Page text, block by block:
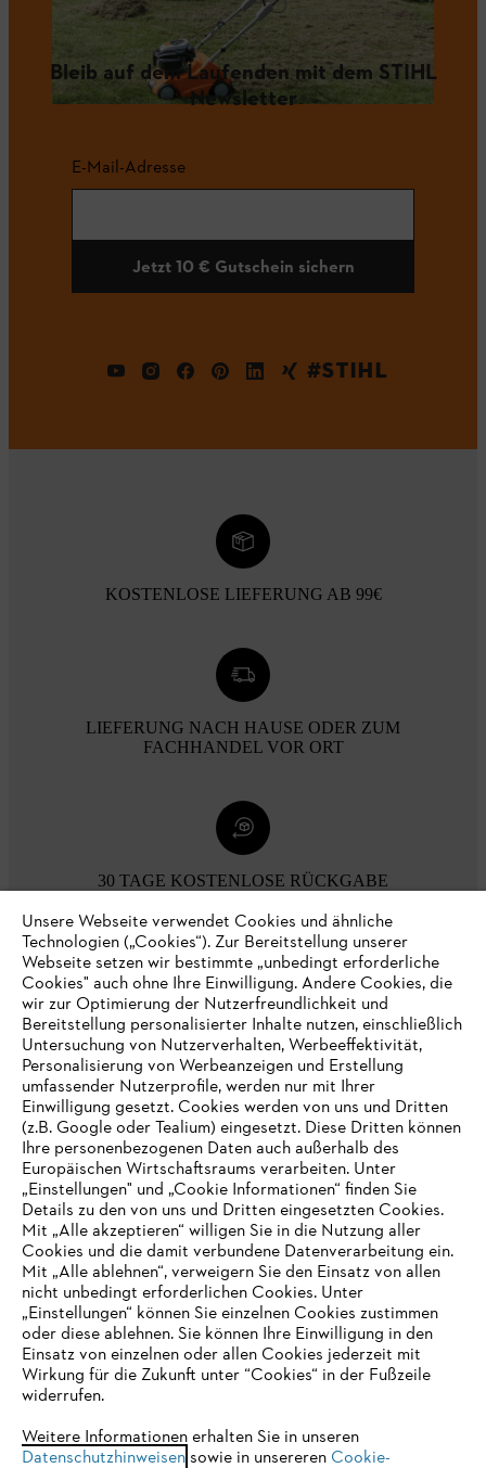
Bleib auf dem Laufenden mit dem STIHL
Newsletter
E-Mail-Adresse
Jetzt 10 € Gutschein sichern
#STIHL
KOSTENLOSE LIEFERUNG AB 99€
LIEFERUNG NACH HAUSE ODER ZUM
FACHHANDEL VOR ORT
30 TAGE KOSTENLOSE RÜCKGABE
Zahlungsmöglichkeiten
Unternehmen
Online Shop
Service
IHR BROWSER WIRD NICHT
UNTERSTÜTZT
eine optimale Nutzung unserer Seite empfehlen wir Ihnen, zu
einem der folgenden Browser zu wechseln:
Unsere Webseite verwendet Cookies und ähnliche
Technologien („Cookies“). Zur Bereitstellung unserer
Webseite setzen wir bestimmte „unbedingt erforderliche
Cookies" auch ohne Ihre Einwilligung. Andere Cookies, die
wir zur Optimierung der Nutzerfreundlichkeit und
Bereitstellung personalisierter Inhalte nutzen, einschließlich
Untersuchung von Nutzerverhalten, Werbeeffektivität,
Personalisierung von Werbeanzeigen und Erstellung
umfassender Nutzerprofile, werden nur mit Ihrer
Einwilligung gesetzt. Cookies werden von uns und Dritten
(z.B. Google oder Tealium) eingesetzt. Diese Dritten können
Ihre personenbezogenen Daten auch außerhalb des
Europäischen Wirtschaftsraums verarbeiten. Unter
„Einstellungen" und „Cookie Informationen“ finden Sie
Details zu den von uns und Dritten eingesetzten Cookies.
Mit „Alle akzeptieren“ willigen Sie in die Nutzung aller
Cookies und die damit verbundene Datenverarbeitung ein.
Mit „Alle ablehnen“, verweigern Sie den Einsatz von allen
nicht unbedingt erforderlichen Cookies. Unter
„Einstellungen“ können Sie einzelnen Cookies zustimmen
oder diese ablehnen. Sie können Ihre Einwilligung in den
Einsatz von einzelnen oder allen Cookies jederzeit mit
Wirkung für die Zukunft unter “Cookies“ in der Fußzeile
widerrufen.
Weitere Informationen erhalten Sie in unseren
Datenschutzhinweisensowie in unsereren Cookie-